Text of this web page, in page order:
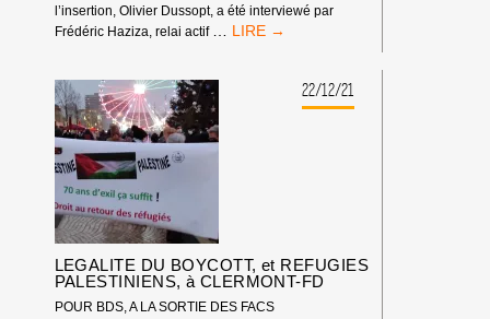
l’insertion, Olivier Dussopt, a été interviewé par
Frédéric Haziza, relai actif
<STRONG>INFORMATION
CONCERNANT
22/12/21
LEGALITE DU BOYCOTT, et REFUGIES
PALESTINIENS, à CLERMONT-FD
POUR BDS, A LA SORTIE DES FACS